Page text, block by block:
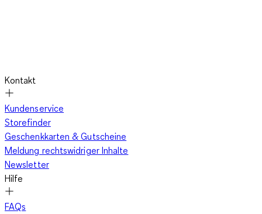
Kontakt
Kundenservice
Storefinder
Geschenkkarten & Gutscheine
Meldung rechtswidriger Inhalte
Newsletter
Hilfe
FAQs